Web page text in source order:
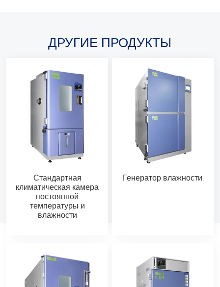
ДРУГИЕ ПРОДУКТЫ
Стандартная
климатическая камера
постоянной
температуры и
влажности
Генератор влажности